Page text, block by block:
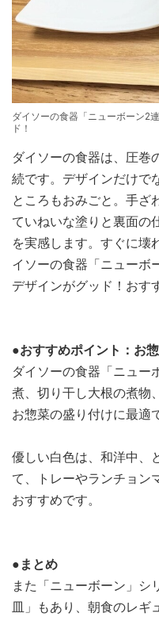
ダイソーの食器「ニューボーン2
ド！
ダイソーの食器は、圧巻
続です。デザインだけで
ところもおみごと。手ざ
ていねいな塗りと裏面の
を実感します。すぐに壊
イソーの食器「ニューボ
デザインがグッド！おす
●おすすめポイント：お
ダイソーの食器「ニュー
煮、切り干し大根の煮物
お惣菜の盛り付けに最適
優しい白色は、和洋中、
て、トレーやランチョン
おすすめです。
●まとめ
また「ニューボーン」シ
皿」もあり、朝食のレギ